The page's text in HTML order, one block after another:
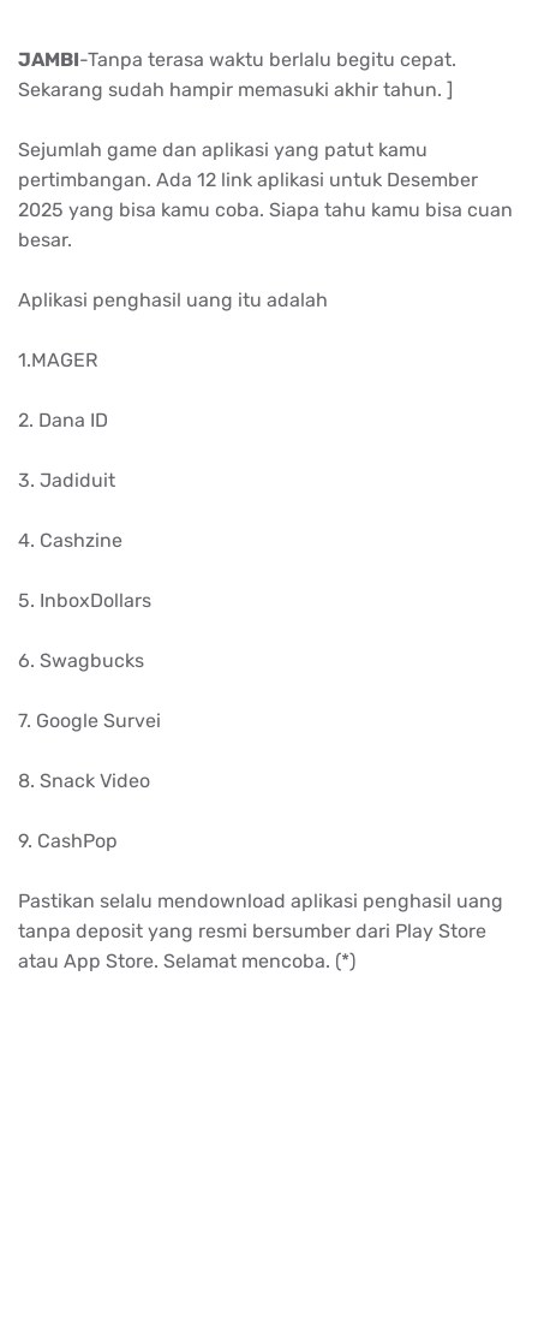
JAMBI-Tanpa terasa waktu berlalu begitu cepat.
Sekarang sudah hampir memasuki akhir tahun. ]
Sejumlah game dan aplikasi yang patut kamu
pertimbangan. Ada 12 link aplikasi untuk Desember
2025 yang bisa kamu coba. Siapa tahu kamu bisa cuan
besar.
Aplikasi penghasil uang itu adalah
1.MAGER
2. Dana ID
3. Jadiduit
4. Cashzine
5. InboxDollars
6. Swagbucks
7. Google Survei
8. Snack Video
9. CashPop
Pastikan selalu mendownload aplikasi penghasil uang
tanpa deposit yang resmi bersumber dari Play Store
atau App Store. Selamat mencoba. (*)